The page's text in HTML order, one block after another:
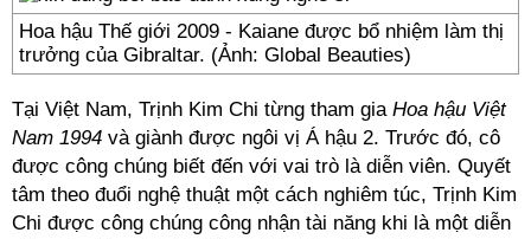
Hoa hậu Thế giới 2009 - Kaiane được bổ nhiệm làm thị
trưởng của Gibraltar. (Ảnh: Global Beauties)
Tại Việt Nam, Trịnh Kim Chi từng tham gia Hoa hậu Việt
Nam 1994 và giành được ngôi vị Á hậu 2. Trước đó, cô
được công chúng biết đến với vai trò là diễn viên. Quyết
tâm theo đuổi nghệ thuật một cách nghiêm túc, Trịnh Kim
Chi được công chúng công nhận tài năng khi là một diễn